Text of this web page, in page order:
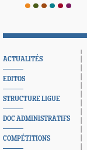
ACTUALITÉS
EDITOS
STRUCTURE LIGUE
DOC ADMINISTRATIFS
COMPÉTITIONS